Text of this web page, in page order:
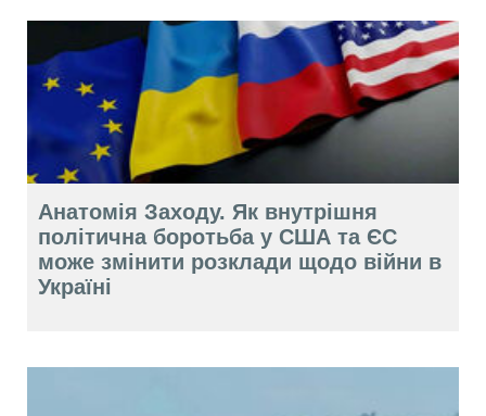
Анатомія Заходу. Як внутрішня
політична боротьба у США та ЄС
може змінити розклади щодо війни в
Україні